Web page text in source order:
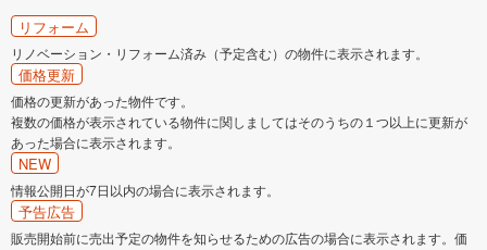
リフォーム
リノベーション・リフォーム済み（予定含む）の物件に表示されます。
価格更新
価格の更新があった物件です。
複数の価格が表示されている物件に関しましてはそのうちの１つ以上に更新が
あった場合に表示されます。
NEW
情報公開日が7日以内の場合に表示されます。
予告広告
販売開始前に売出予定の物件を知らせるための広告の場合に表示されます。価